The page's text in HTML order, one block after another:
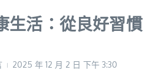
生活：從良好習慣
2025 年 12 月 2 日 下午 3:30